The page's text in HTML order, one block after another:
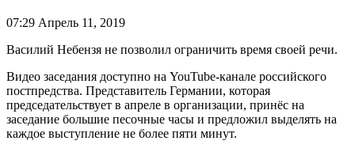
07:29 Апрель 11, 2019
Василий Небензя не позволил ограничить время своей речи.
Видео заседания доступно на YouTube-канале российского
постпредства. Представитель Германии, которая
председательствует в апреле в организации, принёс на
заседание большие песочные часы и предложил выделять на
каждое выступление не более пяти минут.